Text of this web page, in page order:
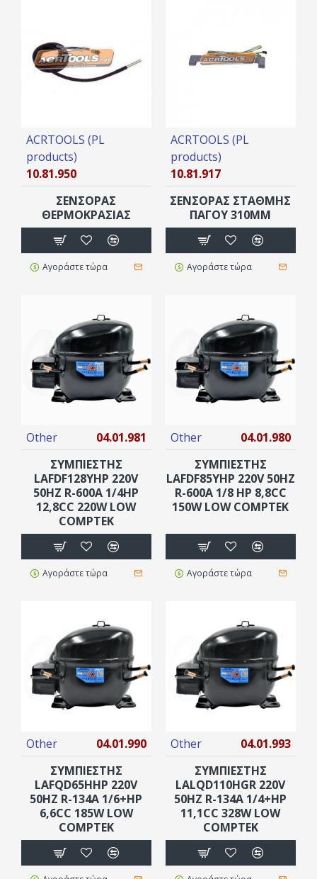
ACRTOOLS (PL
products)
10.81.950
ΣΕΝΣΟΡΑΣ
ΘΕΡΜΟΚΡΑΣΙΑΣ
Αγοράστε τώρα
ACRTOOLS (PL
products)
10.81.917
ΣΕΝΣΟΡΑΣ ΣΤΑΘΜΗΣ
ΠΑΓΟΥ 310ΜΜ
Αγοράστε τώρα
Other
04.01.981
ΣΥΜΠΙΕΣΤΗΣ
LAFDF128YHP 220V
50HZ R-600A 1/4HP
12,8CC 220W LOW
COMPTEK
Αγοράστε τώρα
Other
04.01.980
ΣΥΜΠΙΕΣΤΗΣ
LAFDF85YHP 220V 50HZ
R-600A 1/8 HP 8,8CC
150W LOW COMPTEK
Αγοράστε τώρα
Other
04.01.990
ΣΥΜΠΙΕΣΤΗΣ
LAFQD65HHP 220V
50HZ R-134A 1/6+HP
6,6CC 185W LOW
COMPTEK
Other
04.01.993
ΣΥΜΠΙΕΣΤΗΣ
LALQD110HGR 220V
50HZ R-134A 1/4+HP
11,1CC 328W LOW
COMPTEK